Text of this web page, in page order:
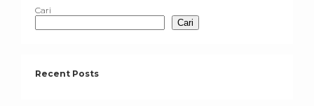
Cari
Cari
Recent Posts